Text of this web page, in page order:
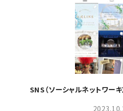
SNS（ソーシャルネットワー